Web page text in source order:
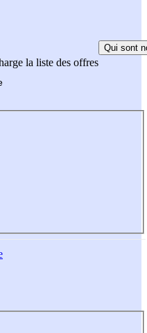
la liste des offres
Qui sont